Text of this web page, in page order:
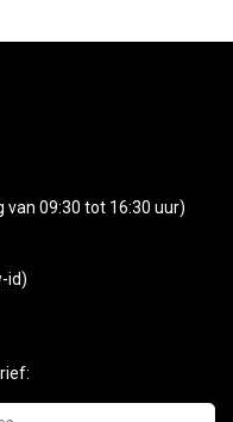
09:30 tot 16:30 uur)
id)